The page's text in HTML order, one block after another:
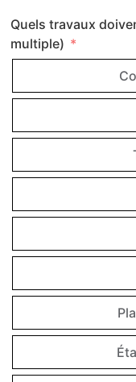
Quels travaux
multiple)